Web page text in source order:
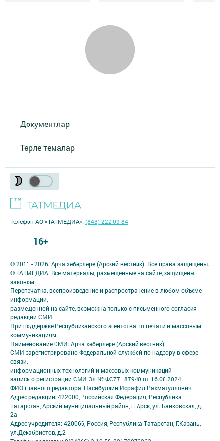
Документлар
Төрле темалар
© 2011 - 2026. Арча хәбәрләре (Арский вестник). Все права защищены.
© ТАТМЕДИА. Все материалы, размещенные на сайте, защищены
законом.
Перепечатка, воспроизведение и распространение в любом объеме
информации,
размещенной на сайте, возможна только с письменного согласия
редакций СМИ.
При поддержке Республиканского агентства по печати и массовым
коммуникациям.
Наименование СМИ: Арча хәбәрләре (Арский вестник)
СМИ зарегистрировано Федеральной службой по надзору в сфере
связи,
информационных технологий и массовых коммуникаций
запись о регистрации СМИ Эл № ФС77–87940 от 16.08.2024
ФИО главного редактора: Насибуллин Исрафил Рахматуллович
Адрес редакции: 422000, Российская Федерация, Республика
Татарстан, Арский муниципальный район, г. Арск, ул. Банковская, д.
2а
Адрес учредителя: 420066, Россия, Республика Татарстан, Г.Казань,
ул.Декабристов, д.2
Телефон АО «ТАТМЕДИА»:(843) 222 09 84
16+